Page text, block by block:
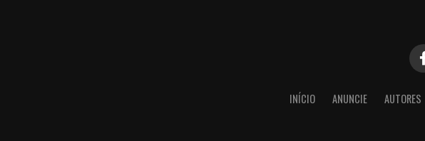
INÍCIO ANUNCIE AUTORES